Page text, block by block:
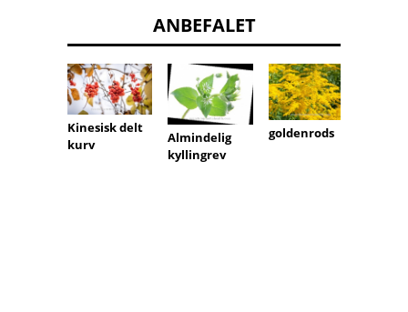
ANBEFALET
Kinesisk delt
kurv
Almindelig
kyllingrev
goldenrods